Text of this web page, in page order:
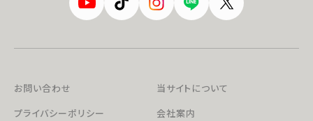
お問い合わせ
当サイトについて
プライバシーポリシー
会社案内